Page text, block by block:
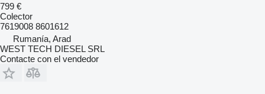
799 €
Colector
7619008 8601612
Rumanía, Arad
WEST TECH DIESEL SRL
Contacte con el vendedor